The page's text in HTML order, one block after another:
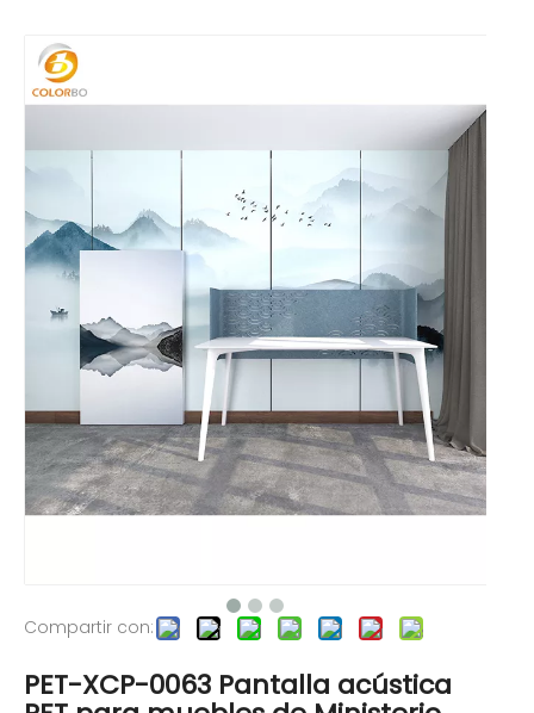
Compartir con:
PET-XCP-0063 Pantalla acústica